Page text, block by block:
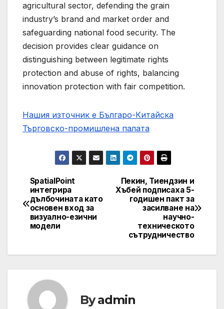
agricultural sector, defending the grain
industry’s brand and market order and
safeguarding national food security. The
decision provides clear guidance on
distinguishing between legitimate rights
protection and abuse of rights, balancing
innovation protection with fair competition.
Нашия източник е Българо-Китайска
Търговско-промишлена палaта
Post
navigation
Пекин, Тиендзин и
Хъбей подписаха 5-
годишен пакт за
засилване на
научно-
техническото
сътрудничество
SpatialPoint
интегрира
дълбочината като
основен вход за
визуално-езични
модели
Byadmin